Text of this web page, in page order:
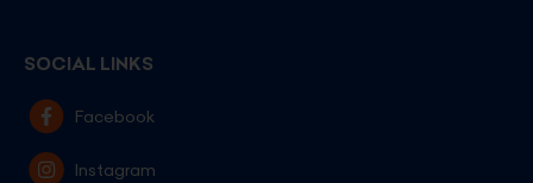
SOCIAL LINKS
Facebook
Instagram